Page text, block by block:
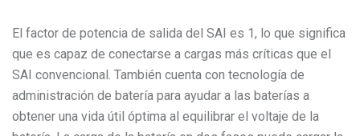
El factor de potencia de salida del SAI es 1, lo que significa
que es capaz de conectarse a cargas más críticas que el
SAI convencional. También cuenta con tecnología de
administración de batería para ayudar a las baterías a
obtener una vida útil óptima al equilibrar el voltaje de la